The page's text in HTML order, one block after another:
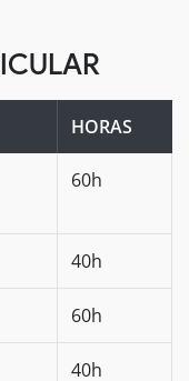
HORAS
60h
40h
60h
40h